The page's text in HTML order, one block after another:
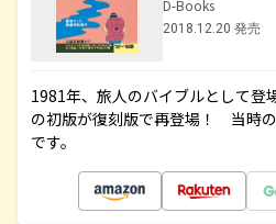
D-Books
2018.12.20 発売
1981年、旅人のバイブルとして登
の初版が復刻版で再登場！ 当時
です。